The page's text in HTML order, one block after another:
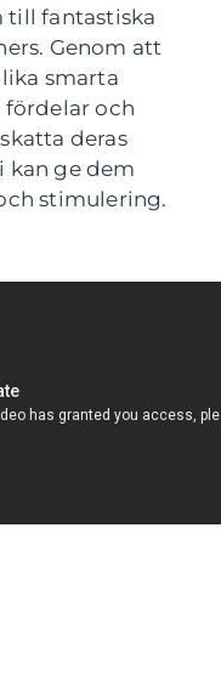
till fantastiska
Genom att
smarta
fördelar och
deras
kan ge dem
stimulering.